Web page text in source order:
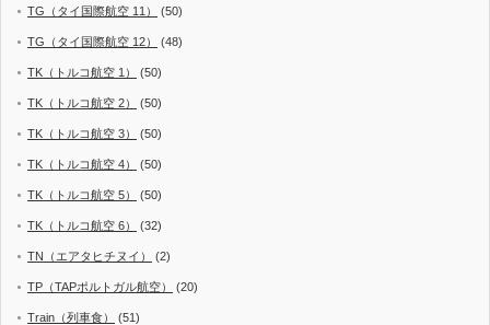
TG（タイ国際航空 11） (50)
TG（タイ国際航空 12） (48)
TK（トルコ航空 1） (50)
TK（トルコ航空 2） (50)
TK（トルコ航空 3） (50)
TK（トルコ航空 4） (50)
TK（トルコ航空 5） (50)
TK（トルコ航空 6） (32)
TN（エアタヒチヌイ） (2)
TP（TAPポルトガル航空） (20)
Train（列車食） (51)